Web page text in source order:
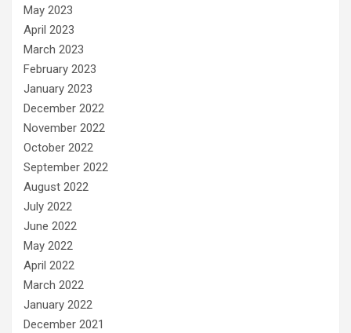
May 2023
April 2023
March 2023
February 2023
January 2023
December 2022
November 2022
October 2022
September 2022
August 2022
July 2022
June 2022
May 2022
April 2022
March 2022
January 2022
December 2021